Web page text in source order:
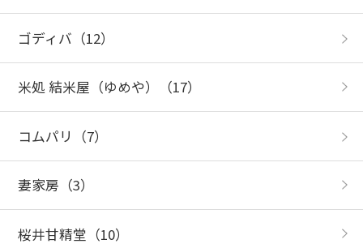
ゴディバ （12）
米処 結米屋（ゆめや） （17）
コムパリ （7）
妻家房 （3）
桜井甘精堂 （10）